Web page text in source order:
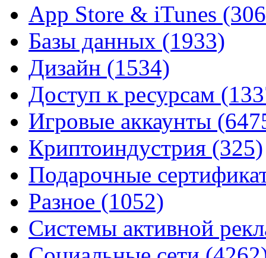
App Store & iTunes
Базы данных (1933)
Дизайн (1534)
Доступ к ресурсам
Игровые аккаунты
Криптоиндустрия (325)
Подарочные
Разное (1052)
Системы активной